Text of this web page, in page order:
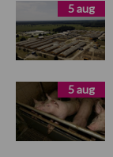
5 aug
5 aug